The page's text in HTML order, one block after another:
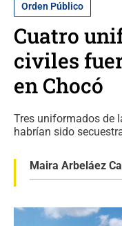
Orden Público
Cuatro
civiles
en Chocó
Tres uniformados de
habrían sido
Maira Arbeláez